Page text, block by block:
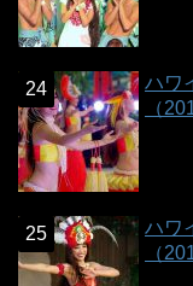
ハワ
（
ハワ
（